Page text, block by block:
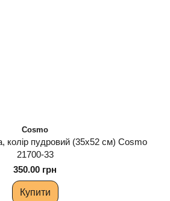
Cosmo
колір пудровий (35х52 см) Cosmo
21700-33
350.00 грн
Купити